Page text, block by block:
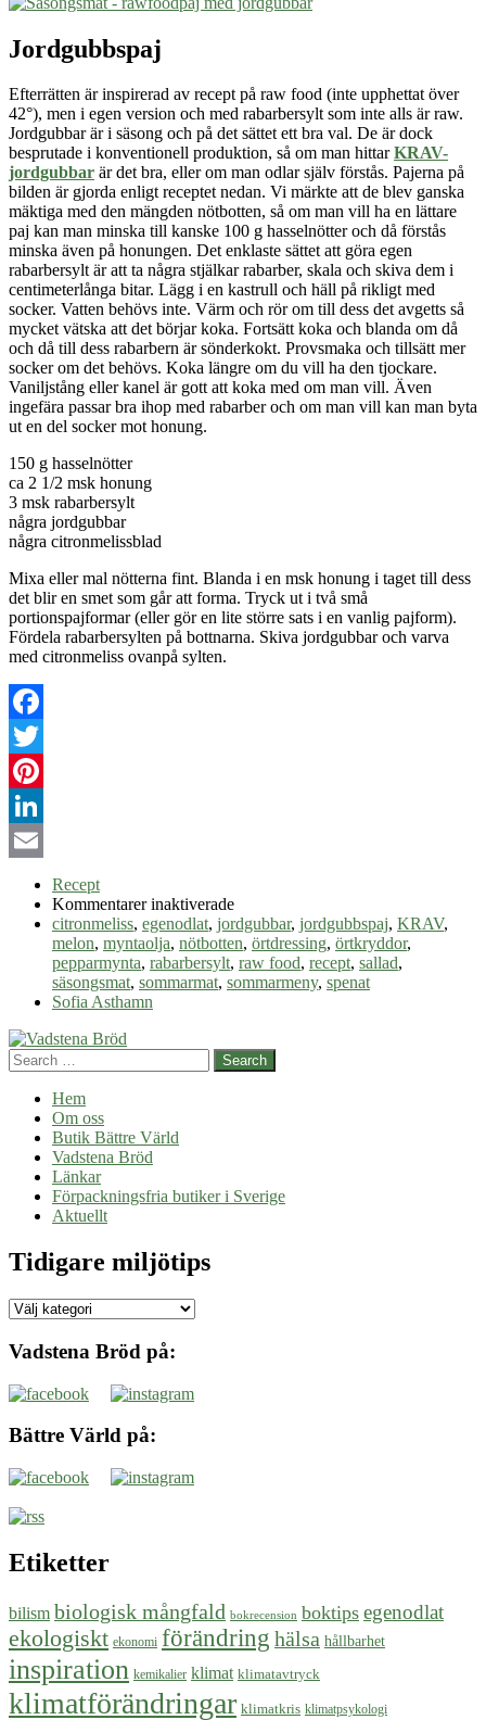
Jordgubbspaj
Efterrätten är inspirerad av recept på raw food (inte upphettat över
42°), men i egen version och med rabarbersylt som inte alls är raw.
Jordgubbar är i säsong och på det sättet ett bra val. De är dock
besprutade i konventionell produktion, så om man hittarKRAV-
jordgubbar är det bra, eller om man odlar själv förstås. Pajerna på
bilden är gjorda enligt receptet nedan. Vi märkte att de blev ganska
mäktiga med den mängden nötbotten, så om man vill ha en lättare
paj kan man minska till kanske 100 g hasselnötter och då förstås
minska även på honungen. Det enklaste sättet att göra egen
rabarbersylt är att ta några stjälkar rabarber, skala och skiva dem i
centimeterlånga bitar. Lägg i en kastrull och häll på rikligt med
socker. Vatten behövs inte. Värm och rör om till dess det avgetts så
mycket vätska att det börjar koka. Fortsätt koka och blanda om då
och då till dess rabarbern är sönderkokt. Provsmaka och tillsätt mer
socker om det behövs. Koka längre om du vill ha den tjockare.
Vaniljstång eller kanel är gott att koka med om man vill. Även
ingefära passar bra ihop med rabarber och om man vill kan man byta
ut en del socker mot honung.
150 g hasselnötter
ca 2 1/2 msk honung
3 msk rabarbersylt
några jordgubbar
några citronmelissblad
Mixa eller mal nötterna fint. Blanda i en msk honung i taget till dess
det blir en smet som går att forma. Tryck ut i två små
portionspajformar (eller gör en lite större sats i en vanlig pajform).
Fördela rabarbersylten på bottnarna. Skiva jordgubbar och varva
med citronmeliss ovanpå sylten.
Facebook
Twitter
Pinterest
LinkedIn
Recept
Kommentarer inaktiveradeför
Säsongsmat
–
sommarmeny
citronmeliss, egenodlat, jordgubbar, jordgubbspaj, KRAV,
melon, myntaolja, nötbotten, örtdressing, örtkryddor,
pepparmynta, rabarbersylt, raw food, recept, sallad,
säsongsmat, sommarmat, sommarmeny, spenat
Sofia Asthamn
Search
Hem
Om oss
Butik Bättre Värld
Vadstena Bröd
Länkar
Förpackningsfria butiker i Sverige
Aktuellt
Tidigare miljötips
Tidigare
Vadstena Bröd på:
Bättre Värld på:
Etiketter
bilism biologisk mångfald bokrecension boktips egenodlat
ekologiskt ekonomi förändring hälsa hållbarhet
inspiration kemikalier klimat klimatavtryck
klimatförändringar klimatkris klimatpsykologi